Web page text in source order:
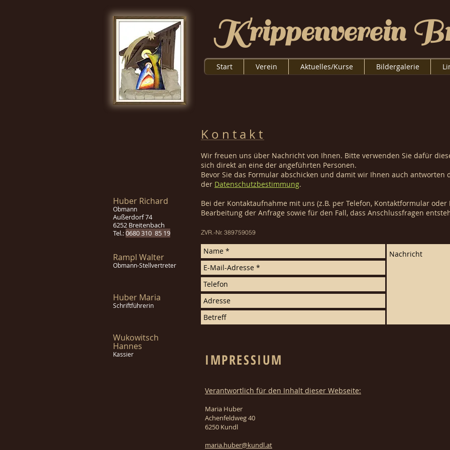
Krippenverein
Start Verein Aktuelles/Kurse Bildergalerie
Huber Richard
Obmann
Außerdorf 74
6252 Breitenbach
Tel.:0680 310 85 19
Rampl Walter
Obmann-Stellvertreter
Huber Maria
Schriftführerin
Wukowitsch
Hannes
Kassier
K o n t a k t
Wir freuen uns über Nachricht von Ihnen. Bitte verwenden Sie dafür
sich direkt an eine der angeführten Personen.
Bevor Sie das Formular abschicken und damit wir Ihnen auch
der Datenschutzbestimmung.
Bei der Kontaktaufnahme mit uns (z.B. per Telefon, Kontaktformular
Bearbeitung der Anfrage sowie für den Fall, dass Anschlussfragen
ZVR.-Nr. 389759059
IMPRESSIUM
Verantwortlich für den Inhalt dieser Webseite:
Maria Huber
Achenfeldweg 40
6250 Kundl
maria.huber@kundl.at